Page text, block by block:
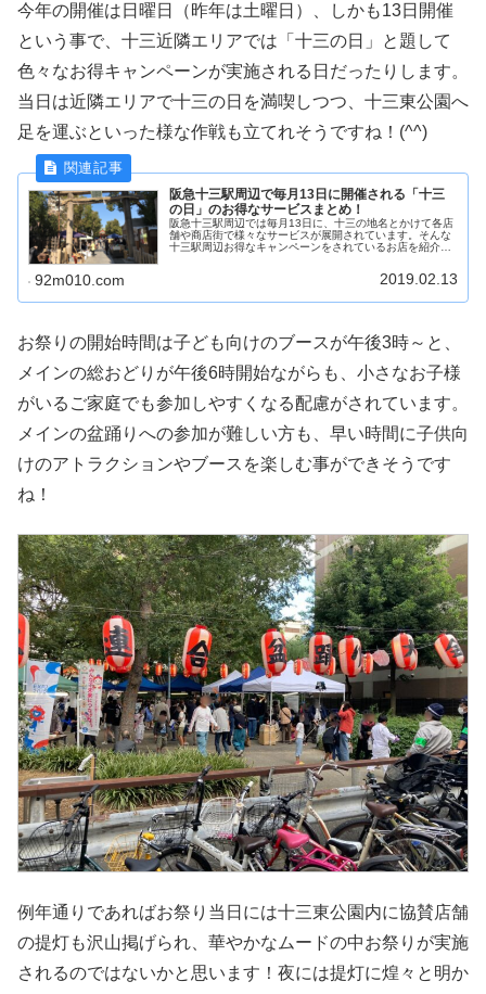
今年の開催は日曜日（昨年は土曜日）、しかも13日開催
という事で、十三近隣エリアでは「十三の日」と題して
色々なお得キャンペーンが実施される日だったりします。
当日は近隣エリアで十三の日を満喫しつつ、十三東公園へ
足を運ぶといった様な作戦も立てれそうですね！(^^)
阪急十三駅周辺で毎月13日に開催される「十三
の日」のお得なサービスまとめ！
阪急十三駅周辺では毎月13日に、十三の地名とかけて各店
舗や商店街で様々なサービスが展開されています。そんな
十三駅周辺お得なキャンペーンをされているお店を紹介し
92m010.com 2019.02.13
お祭りの開始時間は子ども向けのブースが午後3時～と、
メインの総おどりが午後6時開始ながらも、小さなお子様
がいるご家庭でも参加しやすくなる配慮がされています。
メインの盆踊りへの参加が難しい方も、早い時間に子供向
けのアトラクションやブースを楽しむ事ができそうです
ね！
例年通りであればお祭り当日には十三東公園内に協賛店舗
の提灯も沢山掲げられ、華やかなムードの中お祭りが実施
されるのではないかと思います！夜には提灯に煌々と明か